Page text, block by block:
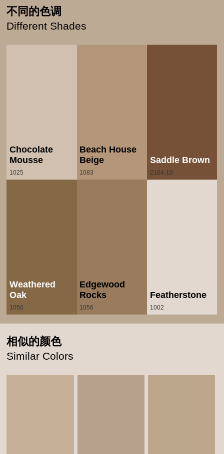
不同的色调
Different Shades
Chocolate
Mousse
1025
Beach House
Beige
1083
Saddle Brown
2164-10
Weathered
Oak
1050
Edgewood
Rocks
1056
Featherstone
1002
相似的颜色
Similar Colors